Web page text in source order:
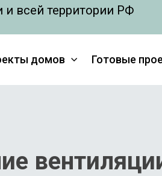
и всей территории РФ
домов Готовые